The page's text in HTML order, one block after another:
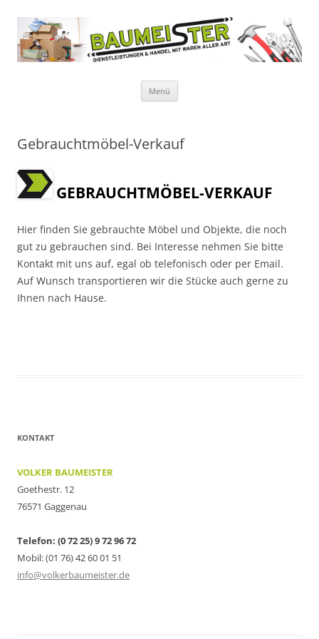
Menü
Gebrauchtmöbel-Verkauf
GEBRAUCHTMÖBEL-VERKAUF
Hier finden Sie gebrauchte Möbel und Objekte, die noch
gut zu gebrauchen sind. Bei Interesse nehmen Sie bitte
Kontakt mit uns auf, egal ob telefonisch oder per Email.
Auf Wunsch transportieren wir die Stücke auch gerne zu
Ihnen nach Hause.
KONTAKT
VOLKER BAUMEISTER
Goethestr. 12
76571 Gaggenau
Telefon: (0 72 25) 9 72 96 72
Mobil: (01 76) 42 60 01 51
info@volkerbaumeister.de